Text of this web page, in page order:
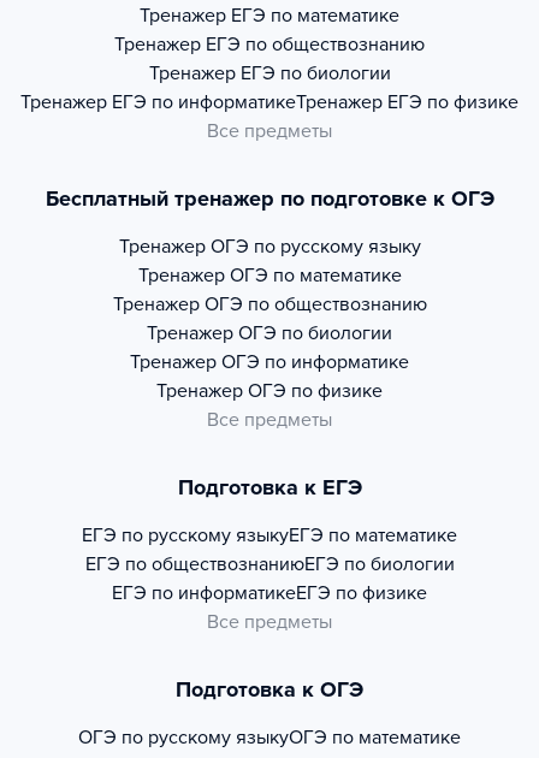
Тренажер ЕГЭ по математике
Тренажер ЕГЭ по обществознанию
Тренажер ЕГЭ по биологии
Тренажер ЕГЭ по информатикеТренажер ЕГЭ по физике
Все предметы
Бесплатный тренажер по подготовке к ОГЭ
Тренажер ОГЭ по русскому языку
Тренажер ОГЭ по математике
Тренажер ОГЭ по обществознанию
Тренажер ОГЭ по биологии
Тренажер ОГЭ по информатике
Тренажер ОГЭ по физике
Все предметы
Подготовка к ЕГЭ
ЕГЭ по русскому языкуЕГЭ по математике
ЕГЭ по обществознаниюЕГЭ по биологии
ЕГЭ по информатикеЕГЭ по физике
Все предметы
Подготовка к ОГЭ
ОГЭ по русскому языкуОГЭ по математике